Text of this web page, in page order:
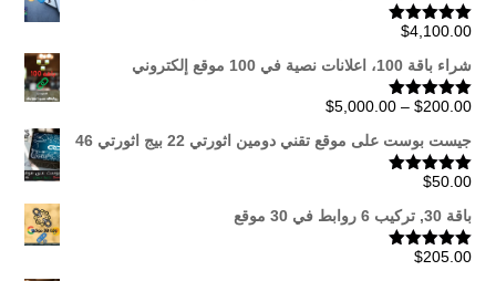
تم التقييم$4,100.00
شراء باقة 100، اعلانات نصية في 100 موقع إلكتروني
تم التقييم
$200.00
–
$5,000.00 نطاق
من
خلال
جيست بوست على موقع تقني دومين اثورتي 22 بيج اثورتي 46
تم التقييم
$50.00
باقة 30, تركيب 6 روابط في 30 موقع
تم التقييم
$205.00